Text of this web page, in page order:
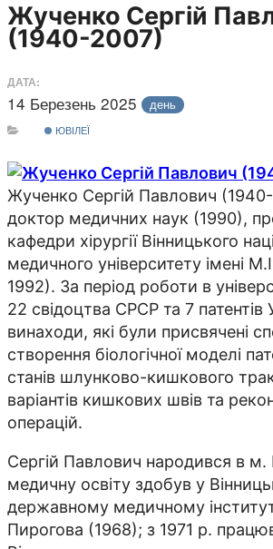
Жученко Сергій
(1940-2007)
ДАТА:
14 Березень 2025 день
ЮВІЛЕЇ
Жученко Сергій Павлович (1940-
доктор медичних наук (1990),
кафедри хірургії Вінницького
медичного університету імені
1992). За період роботи в
22 свідоцтва СРСР та 7 патентів
винаходи, які були присвячені
створення біологічної моделі
станів шлунково-кишкового
варіантів кишкових швів та
операцій.
Сергій Павлович народився в м.
медичну освіту здобув у
державному медичному
Пирогова (1968); з 1971 р.